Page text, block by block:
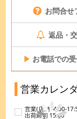
お問合せ
返品・
▶ お電話での
営業カレン
営業(店舗14:00-
出荷締切 15:00